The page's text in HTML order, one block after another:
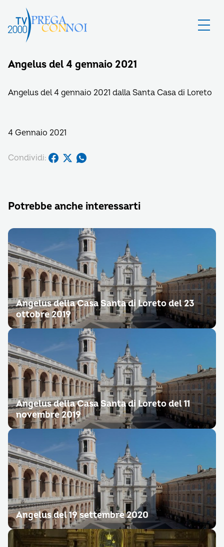
Angelus del 4 gennaio 2021
Angelus del 4 gennaio 2021 dalla Santa Casa di Loreto
4 Gennaio 2021
Condividi:
Potrebbe anche interessarti
Angelus della Casa Santa di Loreto del 23
ottobre 2019
Angelus della Casa Santa di Loreto del 11
novembre 2019
Angelus del 19 settembre 2020